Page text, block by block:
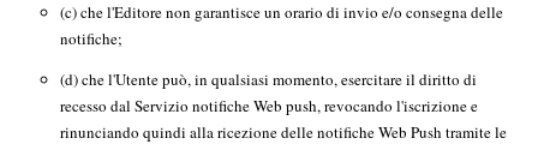
(c) che l'Editore non garantisce un orario di invio e/o consegna delle
notifiche;
(d) che l'Utente può, in qualsiasi momento, esercitare il diritto di
recesso dal Servizio notifiche Web push, revocando l'iscrizione e
rinunciando quindi alla ricezione delle notifiche Web Push tramite le